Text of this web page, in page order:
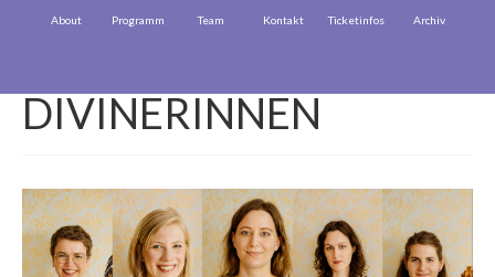
About Programm Team Kontakt Ticketinfos Archiv
DIVINERINNEN